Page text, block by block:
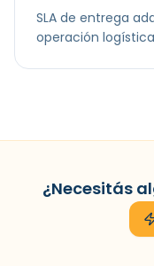
SLA de entrega
operación
¿Necesitás